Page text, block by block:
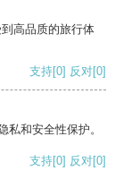
高品质的旅行体
支持[0] 反对[0]
和安全性保护。
支持[0] 反对[0]